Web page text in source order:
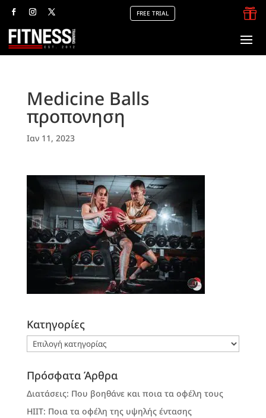
FREE TRIAL 
Medicine Balls
προπονηση
Ιαν 11, 2023
Kατηγορίες
Kατηγορίες
Πρόσφατα Άρθρα
Διατάσεις: Που βοηθάνε και ποια τα οφέλη τους
HIIT: Ποια τα οφέλη της υψηλής έντασης